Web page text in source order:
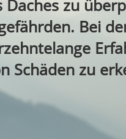
zu
Bei
Schäden zu